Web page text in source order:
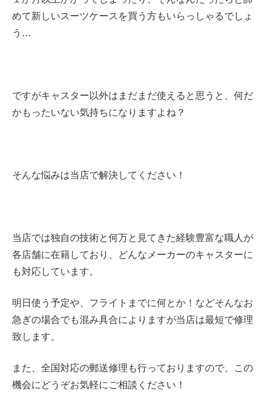
めて新しいスーツケースを買う方もいらっしゃるでしょ
う…
ですがキャスター以外はまだまだ使えると思うと、何だ
かもったいない気持ちになりますよね？
そんな悩みは当店で解決してください！
当店では独自の技術と何万と見てきた経験豊富な職人が
各店舗に在籍しており、どんなメーカーのキャスターに
も対応しています。
明日使う予定や、フライトまでに何とか！などそんなお
急ぎの場合でも混み具合によりますが当店は最短で修理
致します。
また、全国対応の郵送修理も行っておりますので、この
機会にどうぞお気軽にご相談ください！